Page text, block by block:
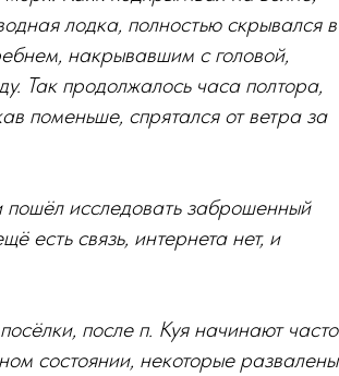
лодка, полностью скрывался в
накрывавшим с головой,
Так продолжалось часа полтора,
поменьше, спрятался от ветра за
исследовать заброшенный
есть связь, интернета нет, и
после п. Куя начинают часто
состоянии, некоторые развалены